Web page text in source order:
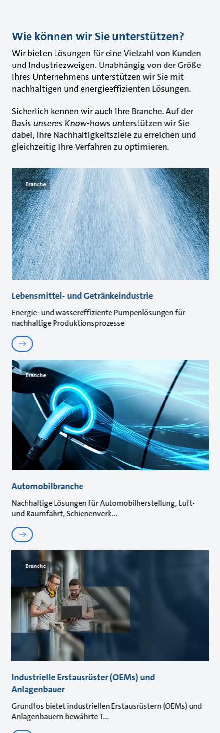
Wie können wir Sie unterstützen?
Wir bieten Lösungen für eine Vielzahl von Kunden
und Industriezweigen. Unabhängig von der Größe
Ihres Unternehmens unterstützen wir Sie mit
nachhaltigen und energieeffizienten Lösungen.
Sicherlich kennen wir auch Ihre Branche. Auf der
Basis unseres Know-hows unterstützen wir Sie
dabei, Ihre Nachhaltigkeitsziele zu erreichen und
gleichzeitig Ihre Verfahren zu optimieren.
Branche
Lebensmittel- und Getränkeindustrie
Energie- und wassereffiziente Pumpenlösungen für
nachhaltige Produktionsprozesse
Branche
Automobilbranche
Nachhaltige Lösungen für Automobilherstellung, Luft-
und Raumfahrt, Schienenverk
Branche
Industrielle Erstausrüster (OEMs) und
Anlagenbauer
Grundfos bietet industriellen Erstausrüstern (OEMs) und
Anlagenbauern bewährte T